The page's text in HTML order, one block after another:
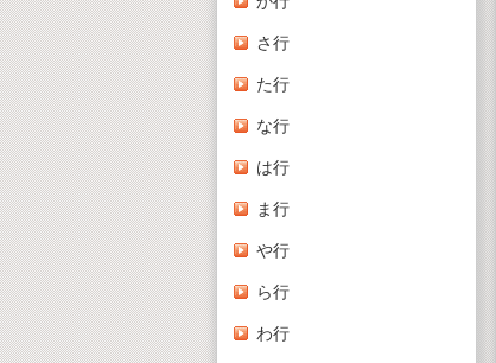
さ行
た行
な行
は行
ま行
や行
ら行
わ行
のうた
スター
税込)
税抜)
ものしり鉄道図鑑(ハ
イビジョン)
¥ 1,980(税込)
¥1,800(税抜)
¥ 660(税込)
¥600(税抜)